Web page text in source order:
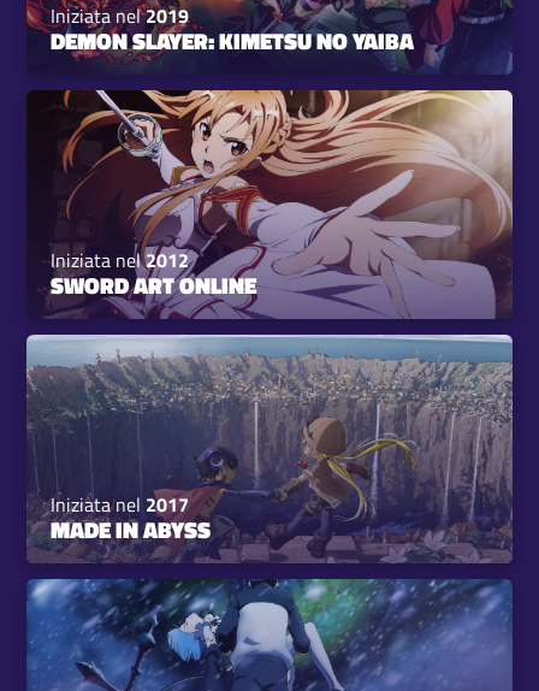
Iniziata nel2019
DEMON SLAYER: KIMETSU NO YAIBA
Iniziata nel2012
SWORD ART ONLINE
Iniziata nel 2017
MADE IN ABYSS